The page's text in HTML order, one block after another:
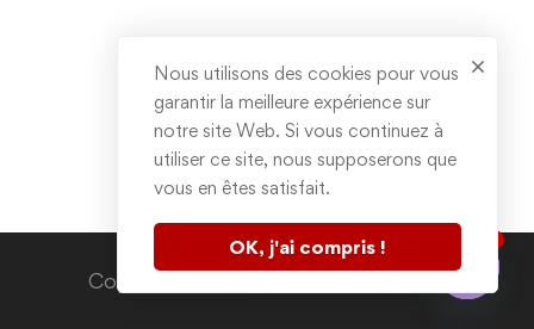
Copyright © 2020. All rights reserved.
Nous utilisons des cookies pour vous
garantir la meilleure expérience sur
notre site Web. Si vous continuez à
utiliser ce site, nous supposerons que
vous en êtes satisfait.
OK, j'ai compris !
Contactez nous